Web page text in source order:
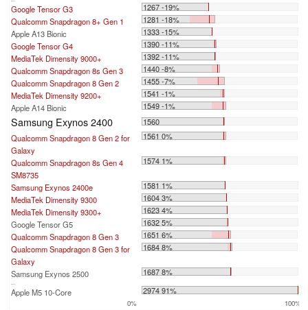
Google Tensor G3
1267 -19%
Qualcomm Snapdragon 8+ Gen 1
1281 -18%
Apple A13 Bionic
1333 -15%
Google Tensor G4
1390 -11%
MediaTek Dimensity 9000+
1392 -11%
Qualcomm Snapdragon 8s Gen 3
1440 -8%
Qualcomm Snapdragon 8 Gen 2
1455 -7%
MediaTek Dimensity 9200+
1541 -1%
Apple A14 Bionic
1549 -1%
Samsung Exynos 2400
1560
Qualcomm Snapdragon 8 Gen 2 for
Galaxy
1561 0%
Qualcomm Snapdragon 8s Gen 4
SM8735
1574 1%
Samsung Exynos 2400e
1581 1%
MediaTek Dimensity 9300
1604 3%
MediaTek Dimensity 9300+
1623 4%
Google Tensor G5
1632 5%
Qualcomm Snapdragon 8 Gen 3
1651 6%
Qualcomm Snapdragon 8 Gen 3 for
Galaxy
1684 8%
Samsung Exynos 2500 1687 8%
Apple M5 10-Core 2974 91%
0% 100%